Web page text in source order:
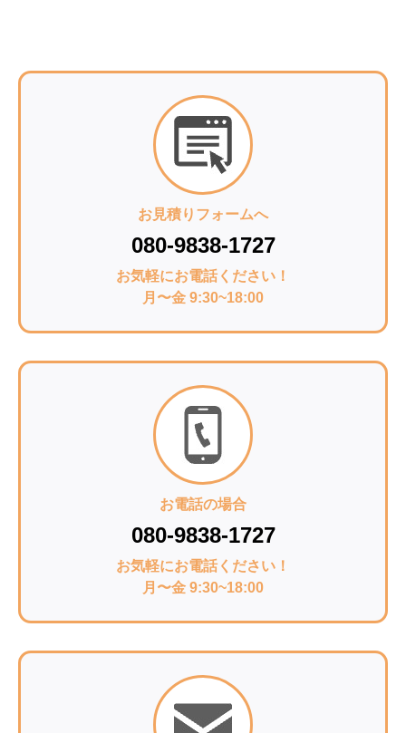
お見積りフォームへ
080-9838-1727
お気軽にお電話ください！
月〜金 9:30~18:00
お電話の場合
080-9838-1727
お気軽にお電話ください！
月〜金 9:30~18:00